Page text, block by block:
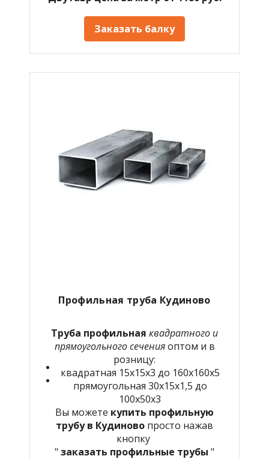
Заказать балку
Профильная труба Кудиново
Труба профильная квадратного и
прямоугольного сеченияоптом и в
розницу:
квадратная 15х15х3 до 160х160х5
прямоугольная 30х15х1,5 до
100х50х3
Вы можете купить профильную
трубу в Кудиново просто нажав
кнопку
" заказать профильные трубы "